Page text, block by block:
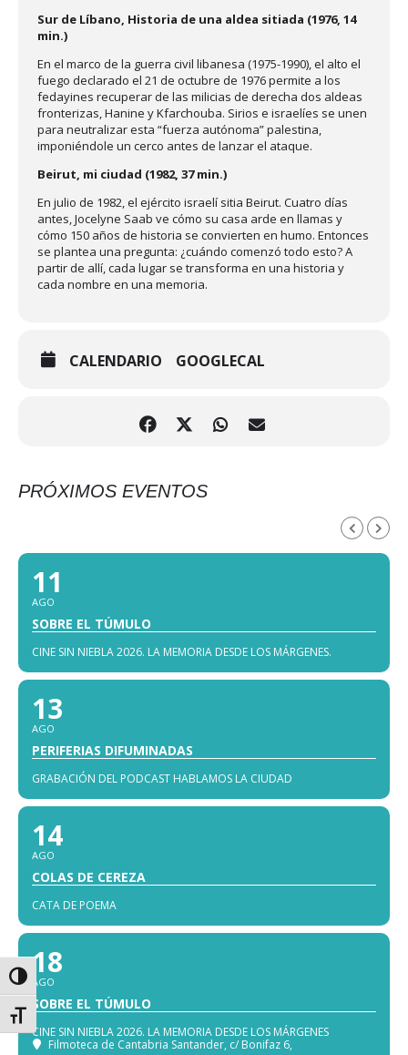
Alternar alto contraste
Alternar tamaño de letra
Sur de Líbano, Historia de una aldea sitiada (1976, 14
min.)
En el marco de la guerra civil libanesa (1975-1990), el alto el
fuego declarado el 21 de octubre de 1976 permite a los
fedayines recuperar de las milicias de derecha dos aldeas
fronterizas, Hanine y Kfarchouba. Sirios e israelíes se unen
para neutralizar esta “fuerza autónoma” palestina,
imponiéndole un cerco antes de lanzar el ataque.
Beirut, mi ciudad (1982, 37 min.)
En julio de 1982, el ejército israelí sitia Beirut. Cuatro días
antes, Jocelyne Saab ve cómo su casa arde en llamas y
cómo 150 años de historia se convierten en humo. Entonces
se plantea una pregunta: ¿cuándo comenzó todo esto? A
partir de allí, cada lugar se transforma en una historia y
cada nombre en una memoria.
CALENDARIO GOOGLECAL
PRÓXIMOS EVENTOS
11
AGO
SOBRE EL TÚMULO
CINE SIN NIEBLA 2026. LA MEMORIA DESDE LOS MÁRGENES.
13
AGO
PERIFERIAS DIFUMINADAS
GRABACIÓN DEL PODCAST HABLAMOS LA CIUDAD
14
AGO
COLAS DE CEREZA
CATA DE POEMA
18
AGO
SOBRE EL TÚMULO
CINE SIN NIEBLA 2026. LA MEMORIA DESDE LOS MÁRGENES
Filmoteca de Cantabria Santander, c/ Bonifaz 6,